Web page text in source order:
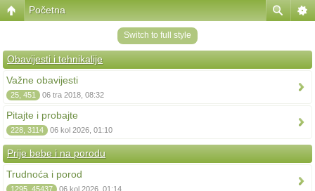
Početna
Switch to full style
Obavijesti i tehnikalije
Važne obavijesti
25, 451 06 tra 2018, 08:32
Pitajte i probajte
228, 3114 06 kol 2026, 01:10
Prije bebe i na porodu
Trudnoća i porod
1295, 45437 06 kol 2026, 01:14